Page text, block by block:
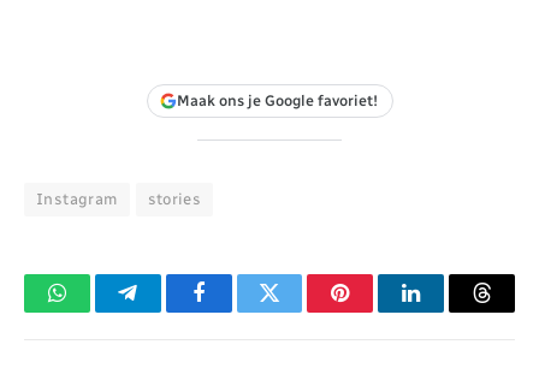
Maak ons je Google favoriet!
Instagram stories
WhatsAppTelegramFacebookTwitter PinterestLinkedIn